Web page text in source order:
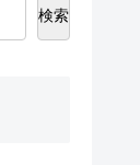
検索